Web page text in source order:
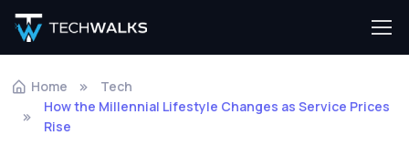
Home
Tech
How the Millennial Lifestyle Changes as Service Prices
Rise